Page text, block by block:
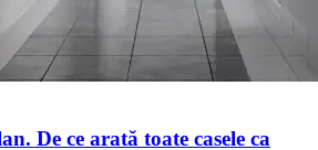
De ce arată toate casele ca